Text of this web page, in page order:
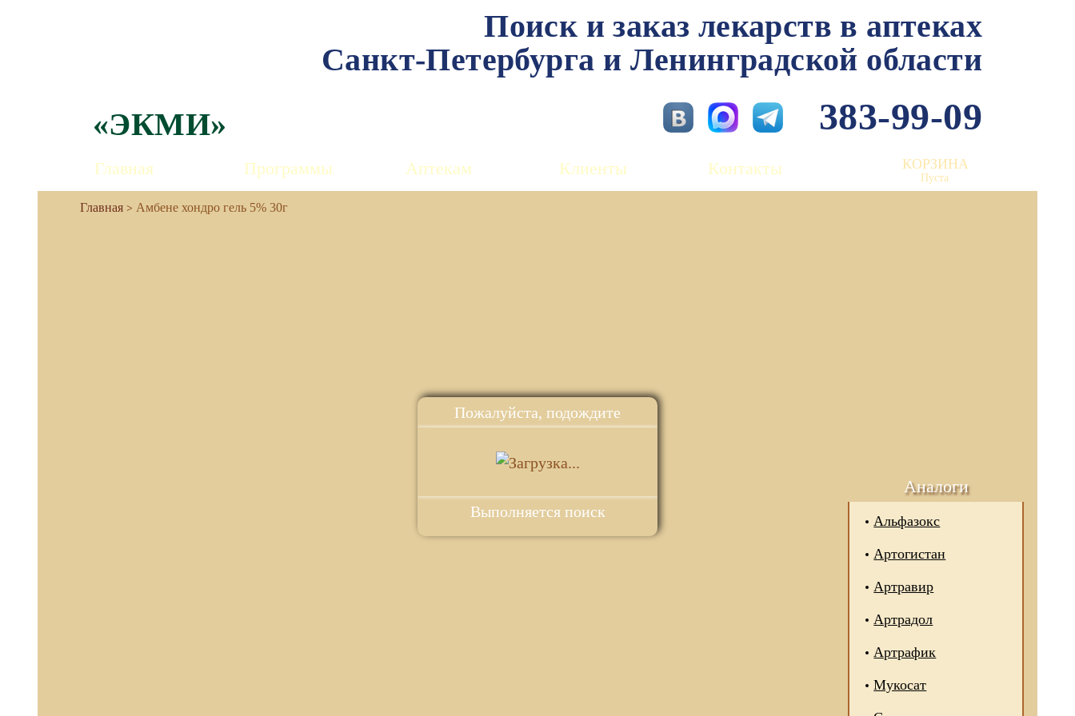
Пожалуйста, подождите
Выполняется поиск
Поиск и заказ лекарств в аптеках
Санкт-Петербурга и Ленинградской области
383-99-09
«ЭКМИ»
Главная Программы Аптекам Клиенты Контакты КОРЗИНА
Пуста
Амбене хондро гель 5% 30г
Аналоги
Альфазокс
Артогистан
Артравир
Артрадол
Артрафик
Мукосат